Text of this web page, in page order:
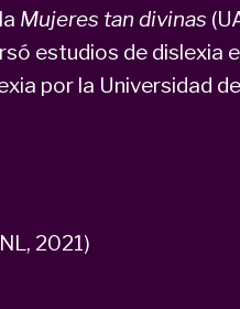
Mujeres tan divinas
estudios de dislexia
por la Universidad
2021)